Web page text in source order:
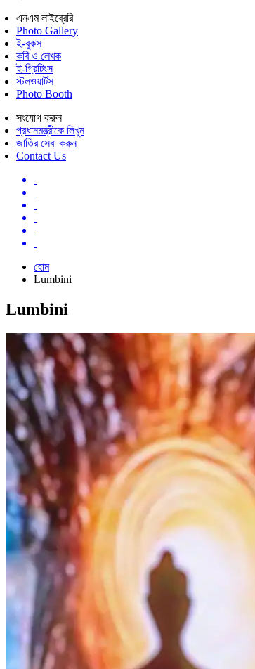
এনএম লাইব্রেরি
Photo Gallery
ই-বুকস
কবি ও লেখক
ই-গ্রিটিংস
স্টলওয়ার্টস
Photo Booth
সংযোগ করুন
প্রধানমন্ত্রীকে লিখুন
জাতির সেবা করুন
Contact Us
হোম
Lumbini
Lumbini